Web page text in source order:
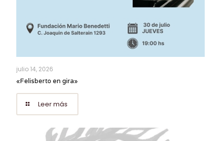
julio 14, 2026
«Felisberto en gira»
Leer más